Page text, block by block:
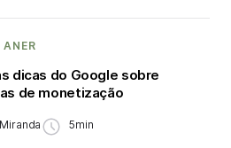
dicas do Google sobre
de monetização
5min